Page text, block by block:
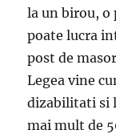
la un birou, o
poate lucra
post de
Legea vine
dizabilitati si
mai mult de